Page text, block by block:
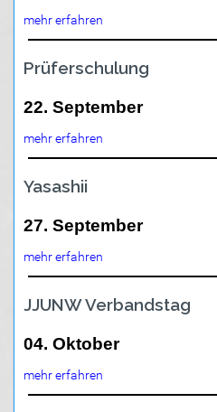
mehr erfahren
Prüferschulung
22. September
mehr erfahren
Yasashii
27. September
mehr erfahren
JJUNW Verbandstag
04. Oktober
mehr erfahren